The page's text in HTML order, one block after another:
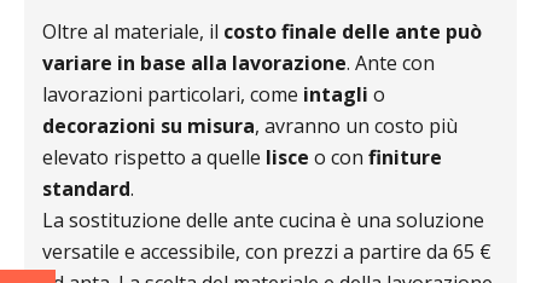
Oltre al materiale, il costo finale delle ante può
variare in base alla lavorazione. Ante con
lavorazioni particolari, come intagli o
decorazioni su misura, avranno un costo più
elevato rispetto a quelle lisce o con finiture
standard.
La sostituzione delle ante cucina è una soluzione
versatile e accessibile, con prezzi a partire da 65 €